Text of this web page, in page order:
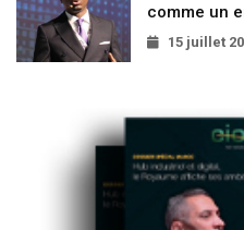
comme un
15 juillet